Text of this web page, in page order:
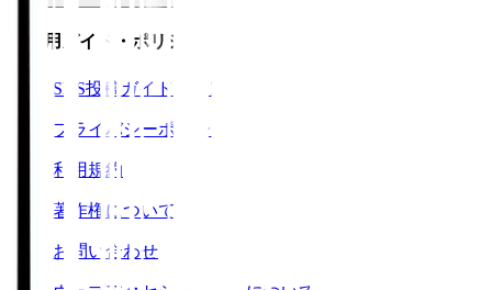
ご利用ガイド・ポリシー
SNS投稿ガイドライン
プライバシーポリシー
利用規約
著作権について
お問い合わせ